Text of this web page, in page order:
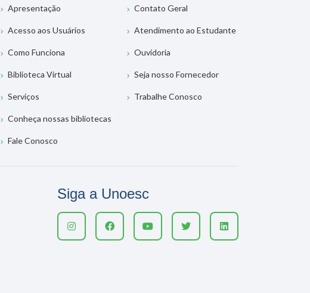
Apresentação
Acesso aos Usuários
Como Funciona
Biblioteca Virtual
Serviços
Conheça nossas bibliotecas
Fale Conosco
Contato Geral
Atendimento ao Estudante
Ouvidoria
Seja nosso Fornecedor
Trabalhe Conosco
Siga a Unoesc